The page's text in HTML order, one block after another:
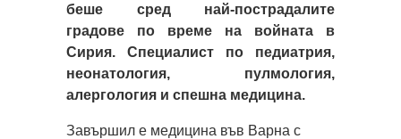
беше сред най-пострадалите
градове по време на войната в
Сирия. Специалист по педиатрия,
неонатология, пулмология,
алергология и спешна медицина.
Завършил е медицина във Варна с